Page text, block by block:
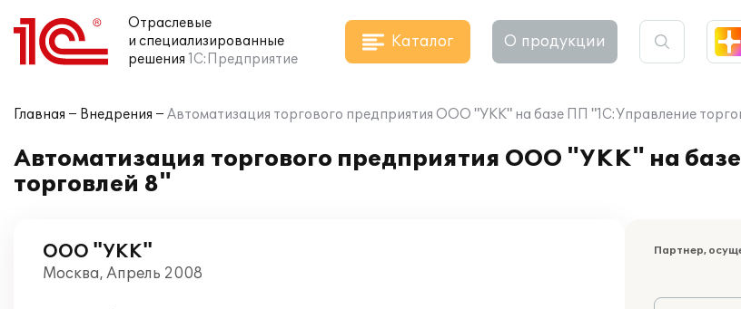
Отраслевые
и специализированные
решения 1С:Предприятие
Каталог О продукции
Главная Внедрения Автоматизация торгового предприятия ООО "УКК" на базе ПП "1С:Управление
Автоматизация торгового предприятия ООО "УКК" на
торговлей 8"
ООО "УКК"
Москва, Апрель 2008
Партнер,